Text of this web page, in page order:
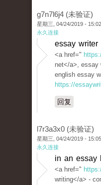
g7n7l6j4 (未验证)
星期三, 04/24/2019 - 15:02
永久连接
essay writer
<a href="
net</a>, essay
english essay
https://
回复
l7r3a3x0 (未验证)
星期三, 04/24/2019 - 15:05
永久连接
in an essay
<a href="
writing</a> -